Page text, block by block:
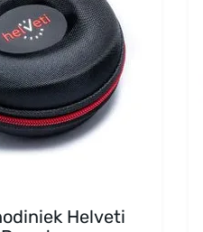
Helveti